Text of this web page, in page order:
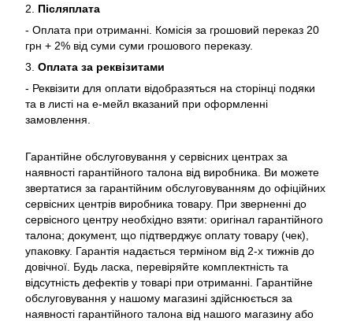
2. Післяплата
- Оплата при отриманні. Комісія за грошовий переказ 20
грн + 2% від суми суми грошового переказу.
3. Оплата за реквізитами
- Реквізити для оплати відобразяться на сторінці подяки
та в листі на е-мейл вказаний при оформленні
замовлення.
Гарантійне обслуговування у сервісних центрах за
наявності гарантійного талона від виробника. Ви можете
звертатися за гарантійним обслуговуванням до офіційних
сервісних центрів виробника товару. При зверненні до
сервісного центру необхідно взяти: оригінал гарантійного
талона; документ, що підтверджує оплату товару (чек),
упаковку. Гарантія надається терміном від 2-х тижнів до
довічної. Будь ласка, перевіряйте комплектність та
відсутність дефектів у товарі при отриманні. Гарантійне
обслуговування у нашому магазині здійснюється за
наявності гарантійного талона від нашого магазину або